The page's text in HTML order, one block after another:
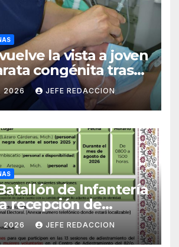
la vista a joven
congénita tras
limitación visual
2026 JEFE REDACCION
de Infantería
recepción de
para obtener La
Servicio Militar
2026 JEFE REDACCION